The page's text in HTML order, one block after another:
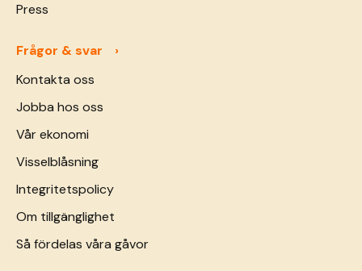
Press
Frågor & svar
Kontakta oss
Jobba hos oss
Vår ekonomi
Visselblåsning
Integritetspolicy
Om tillgänglighet
Så fördelas våra gåvor